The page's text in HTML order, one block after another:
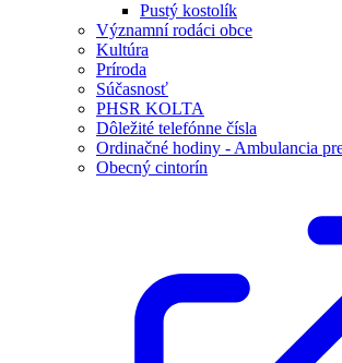
Pustý kostolík
Významní rodáci obce
Kultúra
Príroda
Súčasnosť
PHSR KOLTA
Dôležité telefónne čísla
Ordinačné hodiny - Ambulancia
Obecný cintorín